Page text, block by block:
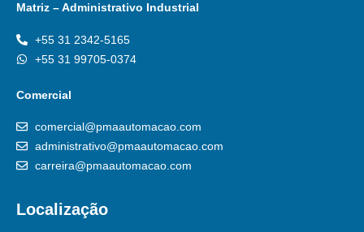
Matriz – Administrativo Industrial
+55 31 2342-5165
+55 31 99705-0374
Comercial
comercial@pmaautomacao.com
administrativo@pmaautomacao.com
carreira@pmaautomacao.com
Localização